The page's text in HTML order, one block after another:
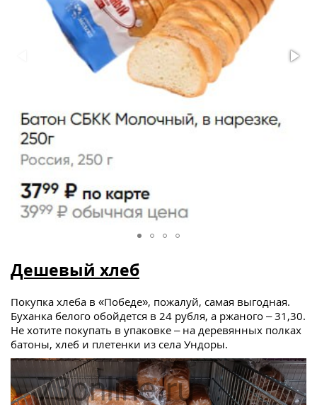
Дешевый хлеб
Покупка хлеба в «Победе», пожалуй, самая выгодная.
Буханка белого обойдется в 24 рубля, а ржаного – 31,30.
Не хотите покупать в упаковке – на деревянных полках
батоны, хлеб и плетенки из села Ундоры.